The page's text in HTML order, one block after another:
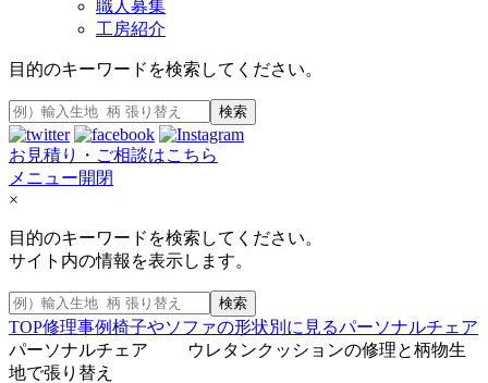
職人募集
工房紹介
目的のキーワードを検索してください。
検索
お見積り・ご相談はこちら
メニュー開閉
×
目的のキーワードを検索してください。
サイト内の情報を表示します。
検索
TOP修理事例椅子やソファの形状別に見るパーソナルチェア
パーソナルチェア ウレタンクッションの修理と柄物生
地で張り替え